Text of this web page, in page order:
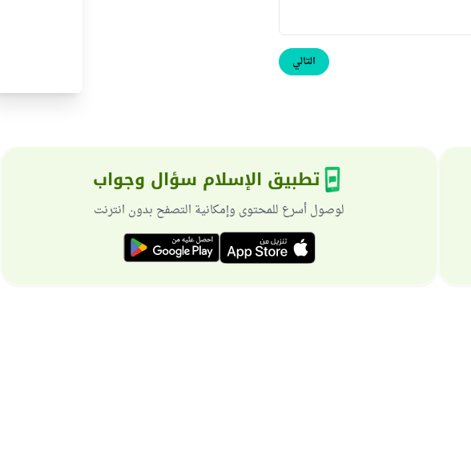
التالي
تطبيق الإسلام سؤال وجواب
لوصول أسرع للمحتوى وإمكانية التصفح بدون انترنت